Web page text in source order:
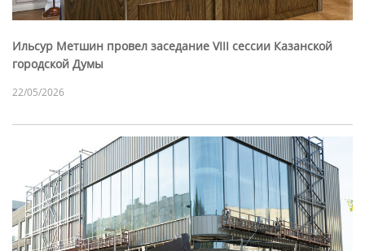
Ильсур Метшин провел заседание VIII сессии Казанской
городской Думы
22/05/2026